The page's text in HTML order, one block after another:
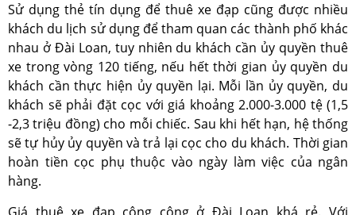
Sử dụng thẻ tín dụng để thuê xe đạp cũng được nhiều
khách du lịch sử dụng để tham quan các thành phố khác
nhau ở Đài Loan, tuy nhiên du khách cần ủy quyền thuê
xe trong vòng 120 tiếng, nếu hết thời gian ủy quyền du
khách cần thực hiện ủy quyền lại. Mỗi lần ủy quyền, du
khách sẽ phải đặt cọc với giá khoảng 2.000-3.000 tệ (1,5
-2,3 triệu đồng) cho mỗi chiếc. Sau khi hết hạn, hệ thống
sẽ tự hủy ủy quyền và trả lại cọc cho du khách. Thời gian
hoàn tiền cọc phụ thuộc vào ngày làm việc của ngân
hàng.